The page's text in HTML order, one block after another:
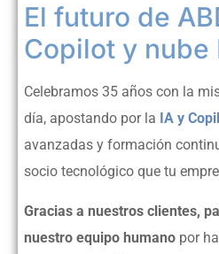
El futuro de
Copilot y nube
Celebramos 35 años con la
día, apostando por la IA y
avanzadas y formación
socio tecnológico que tu
Gracias a nuestros clientes,
nuestro equipo humano por